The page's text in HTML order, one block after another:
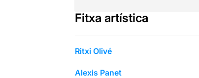
Fitxa artística
Ritxi Olivé
Alexis Panet